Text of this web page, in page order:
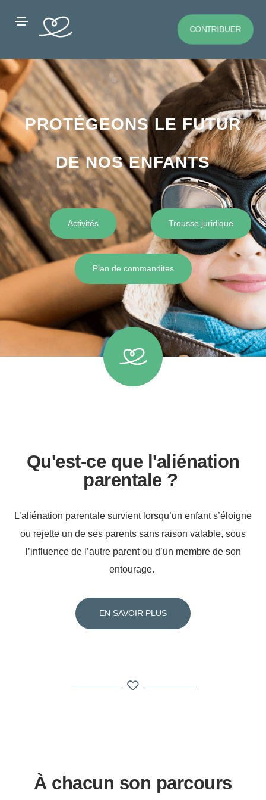
CONTRIBUER
PROTÉGEONS LE FUTUR
DE NOS ENFANTS
Activités Trousse juridique
Plan de commandites
Qu'est-ce que l'aliénation
parentale ?
L’aliénation parentale survient lorsqu’un enfant s’éloigne
ou rejette un de ses parents sans raison valable, sous
l’influence de l’autre parent ou d’un membre de son
entourage.
EN SAVOIR PLUS
À chacun son parcours